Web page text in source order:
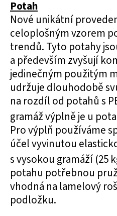
Potah
Nové unikátní
celoplošným vzorem
trendů. Tyto potahy
a především zvyšují
jedinečným použitým
udržuje dlouhodobě
na rozdíl od potahů s
gramáž výplně je u
Pro výplň používáme
účel vyvinutou
s vysokou gramáží (25
potahu potřebnou
vhodná na lamelový
podložku.